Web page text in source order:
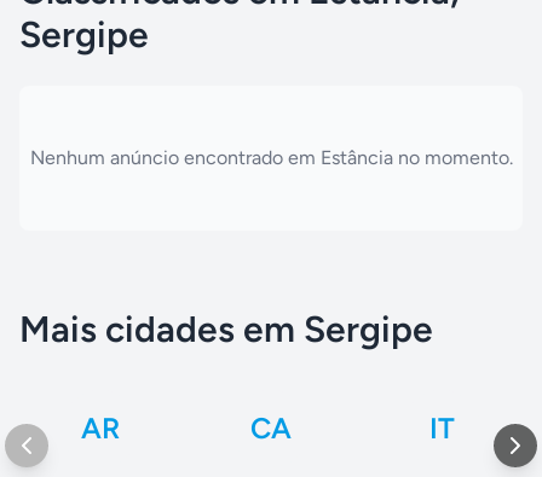
Sergipe
Nenhum anúncio encontrado em Estânciano momento.
Mais cidades em Sergipe
AR CA IT